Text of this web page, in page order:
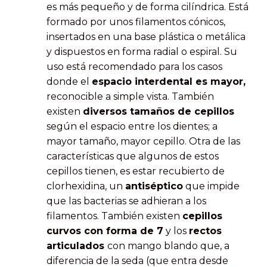
es más pequeño y de forma cilíndrica. Está
formado por unos filamentos cónicos,
insertados en una base plástica o metálica
y dispuestos en forma radial o espiral. Su
uso está recomendado para los casos
donde el espacio interdental es mayor,
reconocible a simple vista. También
existen diversos tamaños de cepillos
según el espacio entre los dientes; a
mayor tamaño, mayor cepillo. Otra de las
características que algunos de estos
cepillos tienen, es estar recubierto de
clorhexidina, un antiséptico que impide
que las bacterias se adhieran a los
filamentos. También existen cepillos
curvos con forma de 7 y los rectos
articulados con mango blando que, a
diferencia de la seda (que entra desde